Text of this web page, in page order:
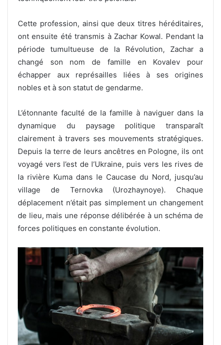
Cette profession, ainsi que deux titres héréditaires,
ont ensuite été transmis à Zachar Kowal. Pendant la
période tumultueuse de la Révolution, Zachar a
changé son nom de famille en Kovalev pour
échapper aux représailles liées à ses origines
nobles et à son statut de gendarme.
L’étonnante faculté de la famille à naviguer dans la
dynamique du paysage politique transparaît
clairement à travers ses mouvements stratégiques.
Depuis la terre de leurs ancêtres en Pologne, ils ont
voyagé vers l’est de l’Ukraine, puis vers les rives de
la rivière Kuma dans le Caucase du Nord, jusqu’au
village de Ternovka (Urozhaynoye). Chaque
déplacement n’était pas simplement un changement
de lieu, mais une réponse délibérée à un schéma de
forces politiques en constante évolution.